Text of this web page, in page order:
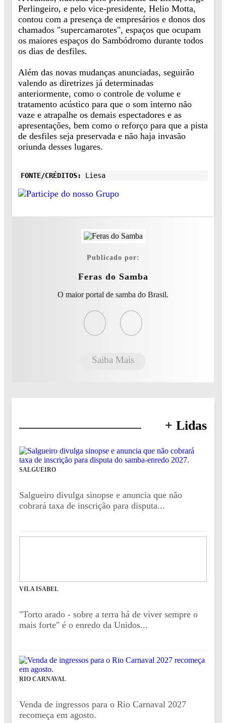
Perlingeiro, e pelo vice-presidente, Helio Motta,
contou com a presença de empresários e donos dos
chamados "supercamarotes", espaços que ocupam
os maiores espaços do Sambódromo durante todos
os dias de desfiles.
Além das novas mudanças anunciadas, seguirão
valendo as diretrizes já determinadas
anteriormente, como o controle de volume e
tratamento acústico para que o som interno não
vaze e atrapalhe os demais espectadores e as
apresentações, bem como o reforço para que a pista
de desfiles seja preservada e não haja invasão
oriunda desses lugares.
FONTE/CRÉDITOS: Liesa
Publicado por:
Feras do Samba
O maior portal de samba do Brasil.
Saiba Mais
+ Lidas
SALGUEIRO
Salgueiro divulga sinopse e anuncia que não
cobrará taxa de inscrição para disputa...
VILA ISABEL
"Torto arado - sobre a terra há de viver sempre o
mais forte" é o enredo da Unidos...
RIO CARNAVAL
Venda de ingressos para o Rio Carnaval 2027
recomeça em agosto.